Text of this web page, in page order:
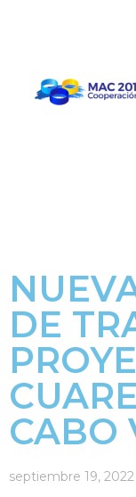
DE
CABO
septiembre 19, 2022